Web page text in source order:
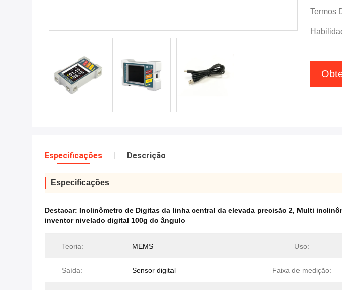
Termos
Especificações Descrição
Especificações
Destacar: Inclinômetro de Digitas da linha central da elevada precisão 2, Multi
inventor nivelado digital 100g do ângulo
Teoria: MEMS Uso:
Saída: Sensor digital Faixa de medição: